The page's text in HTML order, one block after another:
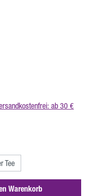
ab 30 €
Tee
Wert ein
Warenkorb